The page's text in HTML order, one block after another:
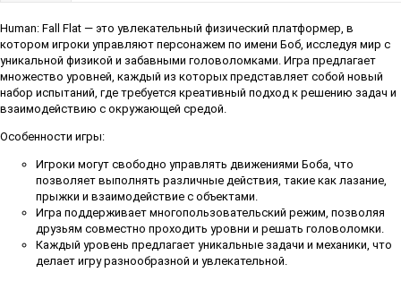
Human: Fall Flat — это увлекательный физический платформер, в
котором игроки управляют персонажем по имени Боб, исследуя мир с
уникальной физикой и забавными головоломками. Игра предлагает
множество уровней, каждый из которых представляет собой новый
набор испытаний, где требуется креативный подход к решению задач и
взаимодействию с окружающей средой.
Особенности игры:
Игроки могут свободно управлять движениями Боба, что
позволяет выполнять различные действия, такие как лазание,
прыжки и взаимодействие с объектами.
Игра поддерживает многопользовательский режим, позволяя
друзьям совместно проходить уровни и решать головоломки.
Каждый уровень предлагает уникальные задачи и механики, что
делает игру разнообразной и увлекательной.